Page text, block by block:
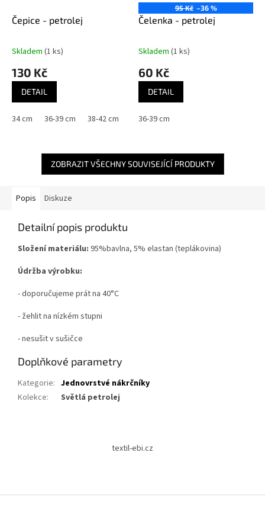
Čepice - petrolej
Skladem (1 ks)
130 Kč
DETAIL
34 cm 36-39 cm 38-42 cm 42-46 cm
95 Kč –36 %
Čelenka - petrolej
Skladem (1 ks)
60 Kč
DETAIL
36-39 cm
ZOBRAZIT VŠECHNY SOUVISEJÍCÍ PRODUKTY
Popis Diskuze
Detailní popis produktu
Složení materiálu: 95%bavlna, 5% elastan (teplákovina)
Údržba výrobku:
- doporučujeme prát na 40°C
- žehlit na nízkém stupni
- nesušit v sušičce
Doplňkové parametry
Kategorie: Jednovrstvé nákrčníky
Kolekce: Světlá petrolej
í
textil-ebi.cz